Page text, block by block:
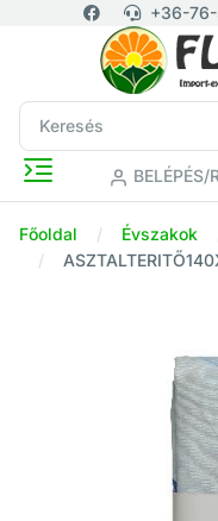
+36-
BELÉPÉS/
Főoldal Évszakok